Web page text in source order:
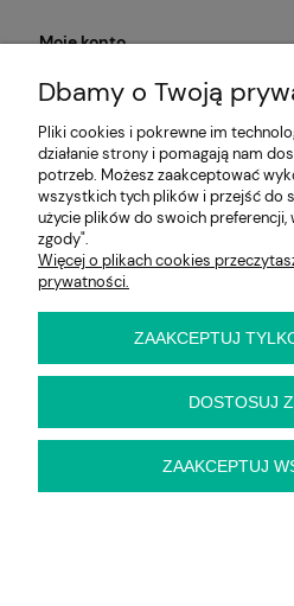
Moje konto
Na skróty
Informacje
E-KRZESŁO
Biuro handlowe (bez ekspozycji).
kontakt przed wizytą
ul. Cynamonowa 2,
56-410 Dobroszyce,
Kontakt:
biuro@e-krzeslo.com.pl
Dbamy o Twoją
Pliki cookies i pokrewne im
działanie strony i pomagają nam
potrzeb. Możesz zaakceptować
wszystkich tych plików i przejść do
użycie plików do swoich
zgody".
Więcej o plikach cookies
prywatności.
ZAAKCEPTUJ
DOSTOSUJ
ZAAKCEPTUJ